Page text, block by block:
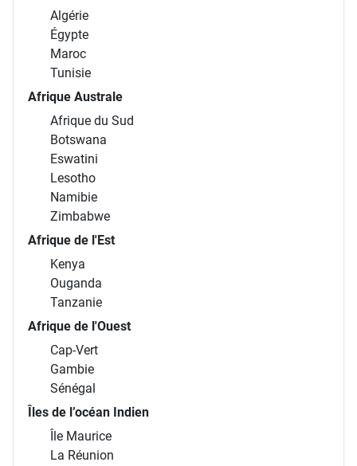
Algérie
Égypte
Maroc
Tunisie
Afrique Australe
Afrique du Sud
Botswana
Eswatini
Lesotho
Namibie
Zimbabwe
Afrique de l'Est
Kenya
Ouganda
Tanzanie
Afrique de l'Ouest
Cap-Vert
Gambie
Sénégal
Îles de l’océan Indien
Île Maurice
La Réunion